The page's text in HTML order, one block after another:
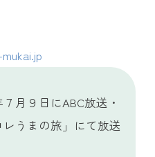
月９日にABC放送・
うまの旅」にて放送